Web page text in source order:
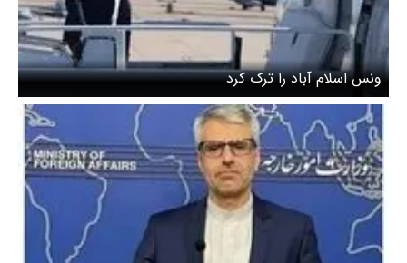
ونس اسلام آباد را ترک کرد